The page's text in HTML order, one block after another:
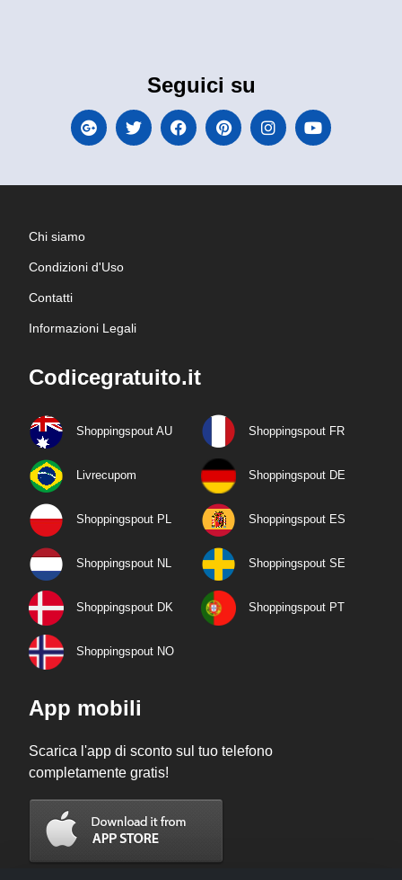
Seguici su
Chi siamo
Condizioni d'Uso
Contatti
Informazioni Legali
Codicegratuito.it
Shoppingspout AU Shoppingspout FR
Livrecupom Shoppingspout DE
Shoppingspout PL Shoppingspout ES
Shoppingspout NL Shoppingspout SE
Shoppingspout DK Shoppingspout PT
Shoppingspout NO
App mobili
Scarica l'app di sconto sul tuo telefono
completamente gratis!